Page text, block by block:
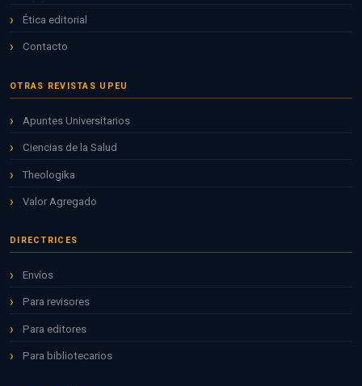
Ética editorial
Contacto
OTRAS REVISTAS UPEU
Apuntes Universitarios
Ciencias de la Salud
Theologika
Valor Agregado
DIRECTRICES
Envíos
Para revisores
Para editores
Para bibliotecarios